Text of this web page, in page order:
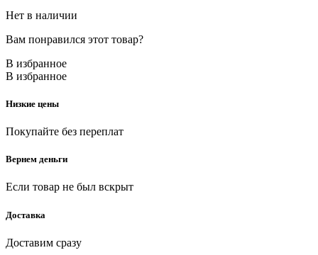
Нет в наличии
Вам понравился этот товар?
В избранное
В избранное
Низкие цены
Покупайте без переплат
Вернем деньги
Если товар не был вскрыт
Доставка
Доставим сразу